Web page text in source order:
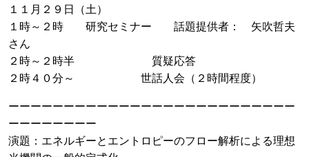
１１月２９日（土）
１時～２時 研究セミナー 話題提供者： 矢吹哲夫
さん
２時～２時半 質疑応答
２時４０分～ 世話人会（２時間程度）
ーーーーーーーーーーーーーーーーーーーーーーーーーー
ーーーーーーーー
演題：エネルギーとエントロピーのフロー解析による理想